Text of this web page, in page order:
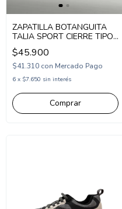
ZAPATILLA BOTANGUITA
TALIA SPORT CIERRE TIPO
BOA 28-35 (1BOTALIA)
$45.900
$41.310 con Mercado Pago
6 x $7.650 sin interés
Comprar